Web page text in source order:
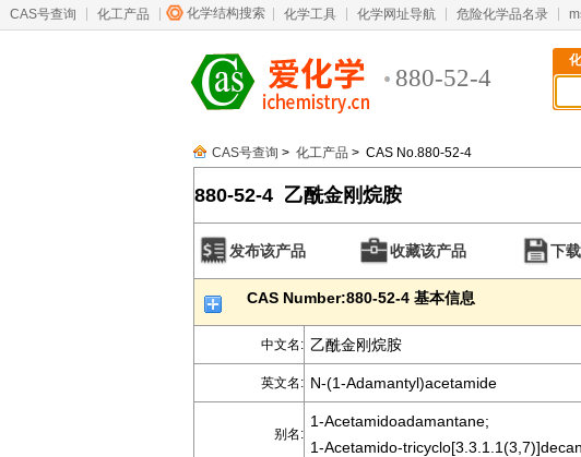
CAS号查询 化工产品 化学结构搜索 化学工具 化学网址导航 危险化学品名录
880-52-4
CAS号查询 > 化工产品 > CAS No.880-52-4
880-52-4 乙酰金刚烷胺
发布该产品 收藏该产品 下
CAS Number:880-52-4 基本信息
中文名: 乙酰金刚烷胺
英文名: N-(1-Adamantyl)acetamide
别名:
1-Acetamidoadamantane;
1-Acetamido-